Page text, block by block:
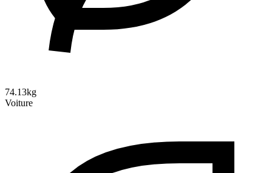
74.13kg
Voiture